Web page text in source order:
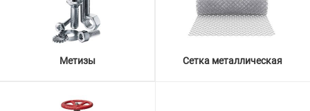
Метизы Сетка металлическая